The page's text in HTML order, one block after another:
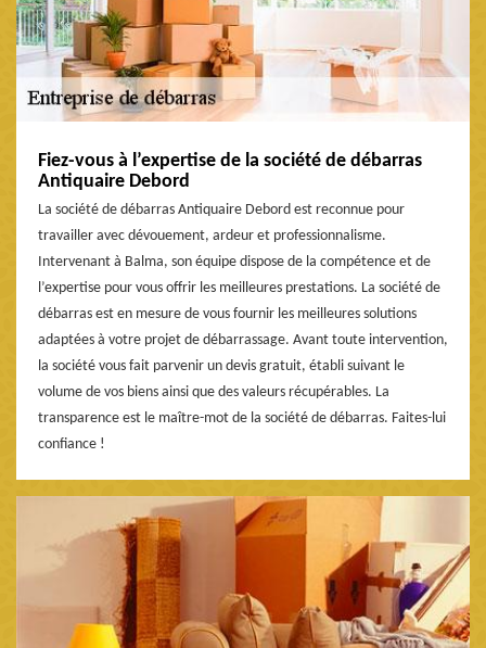
Fiez-vous à l’expertise de la société de débarras
Antiquaire Debord
La société de débarras Antiquaire Debord est reconnue pour
travailler avec dévouement, ardeur et professionnalisme.
Intervenant à Balma, son équipe dispose de la compétence et de
l’expertise pour vous offrir les meilleures prestations. La société de
débarras est en mesure de vous fournir les meilleures solutions
adaptées à votre projet de débarrassage. Avant toute intervention,
la société vous fait parvenir un devis gratuit, établi suivant le
volume de vos biens ainsi que des valeurs récupérables. La
transparence est le maître-mot de la société de débarras. Faites-lui
confiance !